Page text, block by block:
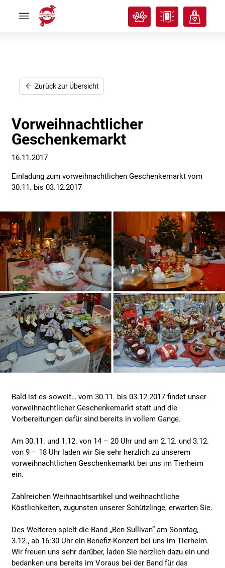
uns
Ich
will
uns
Ich
will
Zurück zur Übersicht
Vorweihnachtlicher
Geschenkemarkt
16.11.2017
Einladung zum vorweihnachtlichen Geschenkemarkt vom
30.11. bis 03.12.2017
Bald ist es soweit… vom 30.11. bis 03.12.2017 findet unser
vorweihnachtlicher Geschenkemarkt statt und die
Vorbereitungen dafür sind bereits in vollem Gange.
Am 30.11. und 1.12. von 14 – 20 Uhr und am 2.12. und 3.12.
von 9 – 18 Uhr laden wir Sie sehr herzlich zu unserem
vorweihnachtlichen Geschenkemarkt bei uns im Tierheim
ein.
Zahlreichen Weihnachtsartikel und weihnachtliche
Köstlichkeiten, zugunsten unserer Schützlinge, erwarten Sie.
Des Weiteren spielt die Band „Ben Sullivan“ am Sonntag,
3.12., ab 16:30 Uhr ein Benefiz-Konzert bei uns im Tierheim.
Wir freuen uns sehr darüber, laden Sie herzlich dazu ein und
bedanken uns bereits im Voraus bei der Band für das